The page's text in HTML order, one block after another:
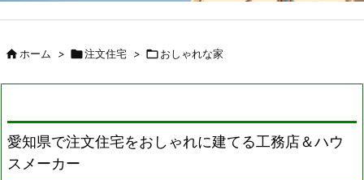

ホーム > 注文住宅 > おしゃれな家
愛知県で注文住宅をおしゃれに建てる工務店＆ハウ
スメーカー